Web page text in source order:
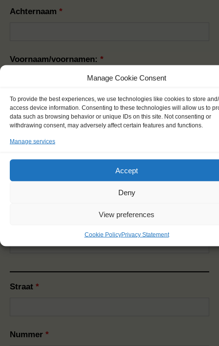
Manage Cookie Consent
To provide the best experiences, we use technologies like cookies to store
access device information. Consenting to these technologies will allow us to
data such as browsing behavior or unique IDs on this site. Not consenting or
withdrawing consent, may adversely affect certain features and functions.
Manage services
Accept
Deny
View preferences
Cookie PolicyPrivacy Statement
Achternaam *
Voornaam/voornamen: *
Roepnaam*
Vrouw
Straat *
Nummer *